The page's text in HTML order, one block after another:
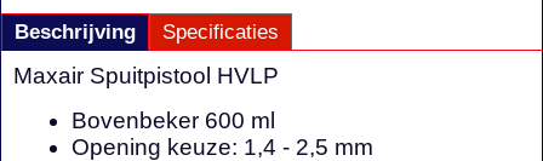
Beschrijving Specificaties
Maxair Spuitpistool HVLP
Bovenbeker 600 ml
Opening keuze: 1,4 - 2,5 mm